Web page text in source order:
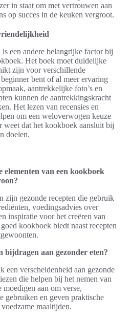
in staat om met vertrouwen aan
op succes in de keuken vergroot.
is een andere belangrijke factor bij
Het boek moet duidelijke
zijn voor verschillende
bent of al meer ervaring
aantrekkelijke foto’s en
kunnen de aantrekkingskracht
Het lezen van recensies en
om een weloverwogen keuze
weet dat het kookboek aansluit bij
doelen.
van een kookboek
zijn gezonde recepten die gebruik
voedingsadvies over
inspiratie voor het creëren van
kookboek biedt naast recepten
bijdragen aan gezonder eten?
een verscheidenheid aan gezonde
die helpen bij het nemen van
moedigen aan om verse,
gebruiken en geven praktische
maaltijden.